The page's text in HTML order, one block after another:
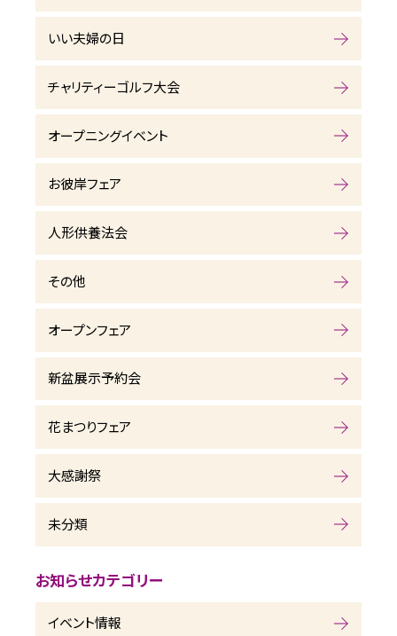
いい夫婦の日
チャリティーゴルフ大会
オープニングイベント
お彼岸フェア
人形供養法会
その他
オープンフェア
新盆展示予約会
花まつりフェア
大感謝祭
未分類
お知らせカテゴリー
イベント情報